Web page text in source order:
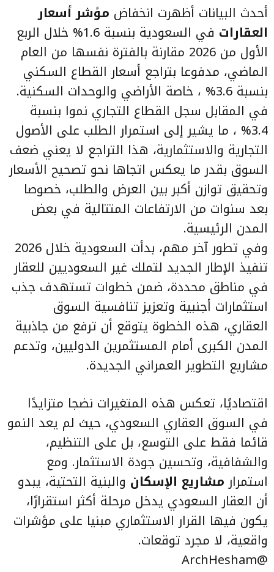
أحدث البيانات أظهرت انخفاض مؤشر أسعار
العقارات
في السعودية بنسبة 1.6% خلال الربع
الأول من 2026 مقارنة بالفترة نفسها من العام
الماضي، مدفوعا بتراجع أسعار القطاع السكني
بنسبة 3.6% ، خاصة الأراضي والوحدات السكنية.
في المقابل سجل القطاع التجاري نموا بنسبة
3.4% ، ما يشير إلى استمرار الطلب على الأصول
التجارية والاستثمارية، هذا التراجع لا يعني ضعف
السوق بقدر ما يعكس اتجاها نحو تصحيح الأسعار
وتحقيق توازن أكبر بين العرض والطلب، خصوصا
بعد سنوات من الارتفاعات المتتالية في بعض
المدن الرئيسية.
وفي تطور آخر مهم، بدأت السعودية خلال 2026
تنفيذ الإطار الجديد لتملك غير السعوديين للعقار
في مناطق محددة، ضمن خطوات تستهدف جذب
استثمارات أجنبية وتعزيز تنافسية السوق
العقاري، هذه الخطوة يتوقع أن ترفع من جاذبية
المدن الكبرى أمام المستثمرين الدوليين، وتدعم
مشاريع التطوير العمراني الجديدة.
اقتصاديًا، تعكس هذه المتغيرات نضجا متزايدًا
في السوق العقاري السعودي، حيث لم يعد النمو
قائما فقط على التوسع، بل على التنظيم،
والشفافية، وتحسين جودة الاستثمار. ومع
استمرارمشاريع الإسكان والبنية التحتية، يبدو
أن العقار السعودي يدخل مرحلة أكثر استقرارًا،
يكون فيها القرار الاستثماري مبنيا على مؤشرات
واقعية، لا مجرد توقعات.
@ArchHesham